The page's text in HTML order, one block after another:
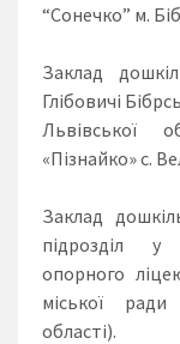
“Сонечко” м.
Заклад
Глібовичі
Львівської
«Пізнайко» с.
Заклад
підрозділ у
опорного
міської
області).